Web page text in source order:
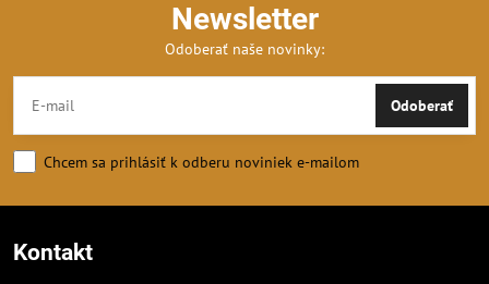
Newsletter
Odoberať naše novinky:
Odoberať
Chcem sa prihlásiť k odberu noviniek e-mailom
Kontakt